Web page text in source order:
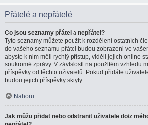
Přátelé a nepřátelé
Co jsou seznamy přátel a nepřátel?
Tyto seznamy můžete použít k rozdělení ostatních
do vašeho seznamu přátel budou zobrazeni ve
abyste k nim měli rychlý přístup, viděli jejich online
soukromé zprávy. V závislosti na použitém vzhledu
příspěvky od těchto uživatelů. Pokud přidáte
budou jejich příspěvky skryty.
Nahoru
Jak můžu přidat nebo odstranit uživatele do/z